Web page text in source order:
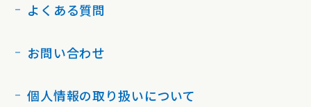
よくある質問
お問い合わせ
個人情報の取り扱いについて